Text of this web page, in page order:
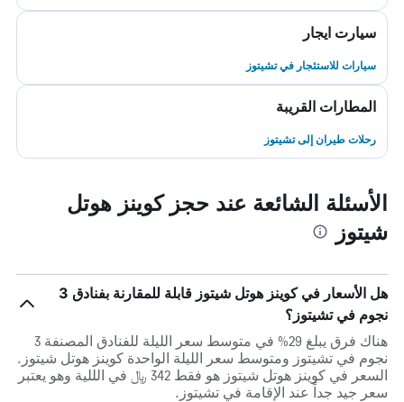
سيارت ايجار
سيارات للاستئجار في تشيتوز
المطارات القريبة
رحلات طيران إلى تشيتوز
الأسئلة الشائعة عند حجز كوينز هوتل
شيتوز
هل الأسعار في كوينز هوتل شيتوز قابلة للمقارنة بفنادق 3
نجوم في تشيتوز؟
هناك فرق يبلغ 29% في متوسط ​​سعر الليلة للفنادق المصنفة 3
نجوم في تشيتوز ومتوسط ​​سعر الليلة الواحدة كوينز هوتل شيتوز.
السعر في كوينز هوتل شيتوز هو فقط 342 ﷼ في الللية وهو يعتبر
سعر جيد جداً عند الإقامة في تشيتوز.